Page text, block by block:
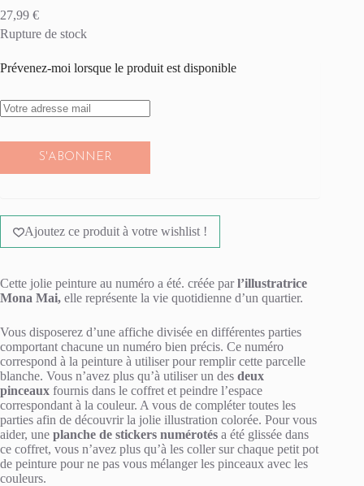
27,99 €
Rupture de stock
Prévenez-moi lorsque le produit est disponible
S'ABONNER
Ajoutez ce produit à votre wishlist !
Cette jolie peinture au numéro a été. créée parl’illustratrice
Mona Mai, elle représente la vie quotidienne d’un quartier.
Vous disposerez d’une affiche divisée en différentes parties
comportant chacune un numéro bien précis. Ce numéro
correspond à la peinture à utiliser pour remplir cette parcelle
blanche. Vous n’avez plus qu’à utiliser un des deux
pinceaux fournis dans le coffret et peindre l’espace
correspondant à la couleur. A vous de compléter toutes les
parties afin de découvrir la jolie illustration colorée. Pour vous
aider, une planche de stickers numérotés a été glissée dans
ce coffret, vous n’avez plus qu’à les coller sur chaque petit pot
de peinture pour ne pas vous mélanger les pinceaux avec les
couleurs.